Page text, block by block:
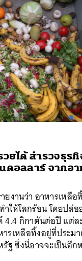
ยได้ สำรวจธุรกิ
ดอลลาร์ จากอา
งานว่า อาหารเหลือ
ให้โลกร้อน โดยปล่อ
4.4 กิกาตันต่อปี แต่ล
รเหลือทิ้งอยู่ที่ประม
ฐ ซึ่งนี่อาจจะเป็นอีก